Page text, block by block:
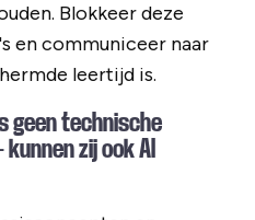
Blokkeer deze
en communiceer naar
leertijd is.
geen technische
zij ook AI